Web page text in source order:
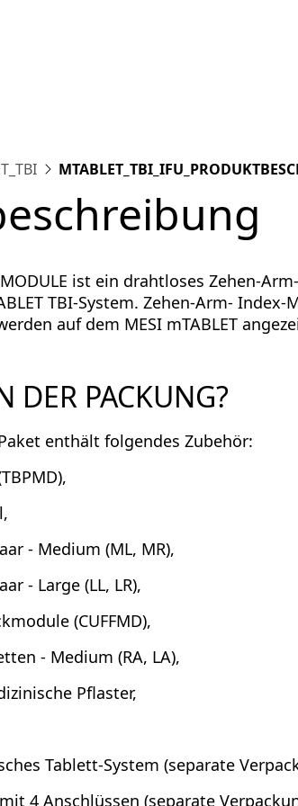
MODULE ist ein drahtloses Zehen-
TBI-System. Zehen-Arm- Index-
auf dem MESI mTABLET
DER PACKUNG?
enthält folgendes Zubehör:
- Medium (ML, MR),
- Large (LL, LR),
(CUFFMD),
- Medium (RA, LA),
Pflaster,
Tablett-System (separate
4 Anschlüssen (separate